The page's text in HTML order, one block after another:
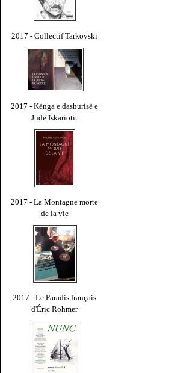
2017 - Collectif Tarkovski
2017 - Kënga e dashurisë e
Judë Iskariotit
2017 - La Montagne morte
de la vie
2017 - Le Paradis français
d'Éric Rohmer